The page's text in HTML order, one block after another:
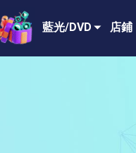
藍光/DVD 店鋪